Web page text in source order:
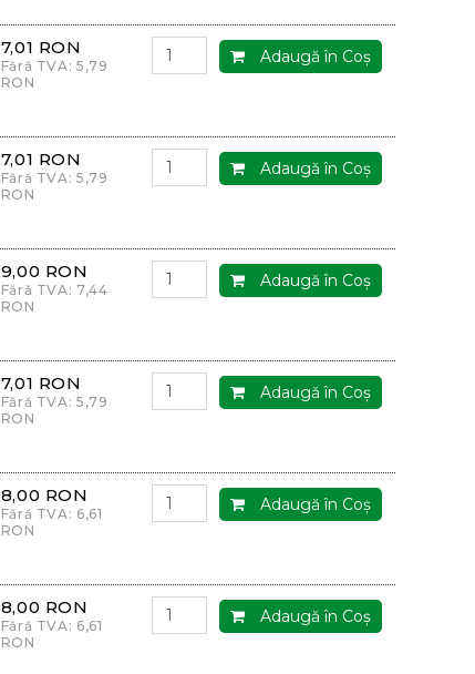
7,01 RON
Fără TVA: 5,79
RON
Adaugă în Coş
7,01 RON
Fără TVA: 5,79
RON
Adaugă în Coş
9,00 RON
Fără TVA: 7,44
RON
Adaugă în Coş
7,01 RON
Fără TVA: 5,79
RON
Adaugă în Coş
8,00 RON
Fără TVA: 6,61
RON
Adaugă în Coş
8,00 RON
Fără TVA: 6,61
RON
Adaugă în Coş